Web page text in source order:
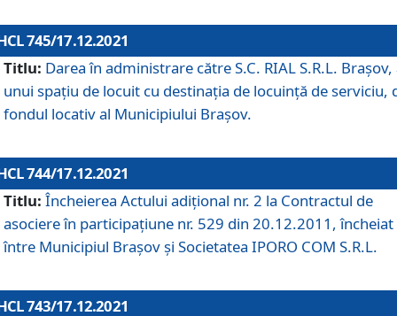
745/17.12.2021
Titlu: Darea în administrare către S.C. RIAL S.R.L. Brașov,
unui spațiu de locuit cu destinația de locuință de serviciu,
fondul locativ al Municipiului Brașov.
744/17.12.2021
Titlu: Încheierea Actului adițional nr. 2 la Contractul de
asociere în participațiune nr. 529 din 20.12.2011, încheiat
între Municipiul Brașov și Societatea IPORO COM S.R.L.
743/17.12.2021